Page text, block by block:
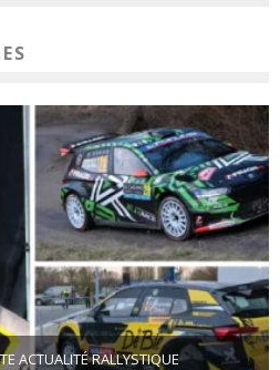
ACTUALITÉ RALLYSTIQUE